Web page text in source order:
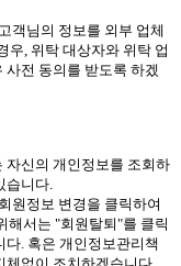
객님의 정보를 외부 업체
우, 위탁 대상자와 위탁 업
전 동의를 받도록 하겠
자신의 개인정보를 조회하
습니다.
원정보 변경을 클릭하여
해서는 "회원탈퇴"를 클릭
. 혹은 개인정보관리책